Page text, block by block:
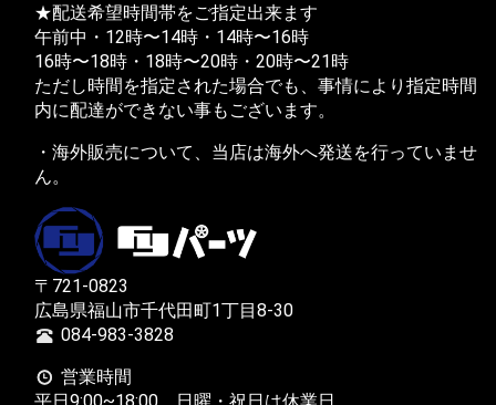
★配送希望時間帯をご指定出来ます
午前中・12時〜14時・14時〜16時
16時〜18時・18時〜20時・20時〜21時
ただし時間を指定された場合でも、事情により指定時間
内に配達ができない事もございます。
・海外販売について、当店は海外へ発送を行っていませ
ん。
〒721-0823
広島県福山市千代田町1丁目8-30
084-983-3828
営業時間
平日9:00~18:00 日曜・祝日は休業日